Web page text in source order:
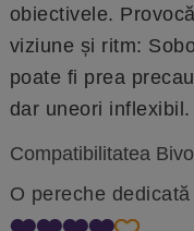
obiectivele.
viziune și ritm:
poate fi prea
dar uneori inflexibil.
Compatibilitatea
O pereche